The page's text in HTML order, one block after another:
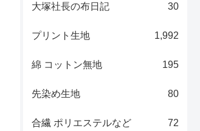
大塚社長の布日記 30
プリント生地 1,992
綿 コットン無地 195
先染め生地 80
合繊 ポリエステルなど 72